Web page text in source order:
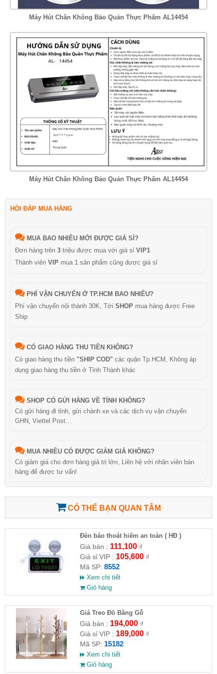
Máy Hút Chân Không Bảo Quản Thực Phẩm AL14454
Máy Hút Chân Không Bảo Quản Thực Phẩm AL14454
HỎI ĐÁP MUA HÀNG
MUA BAO NHIÊU MỚI ĐƯỢC GIÁ SỈ?
Đơn hàng trên 3 triệu được mua với giá sỉ VIP1
Thành viên VIP mua 1 sản phẩm cũng được giá sỉ
PHÍ VẬN CHUYỂN Ở TP.HCM BAO NHIÊU?
Phí vận chuyển nội thành 30K, Tới SHOP mua hàng được Free
Ship
CÓ GIAO HÀNG THU TIỀN KHÔNG?
Có giao hàng thu tiền "SHIP COD" các quận Tp.HCM, Không áp
dụng giao hàng thu tiền ở Tỉnh Thành khác
SHOP CÓ GỬI HÀNG VỀ TỈNH KHÔNG?
Có gửi hàng đi tỉnh, gửi chành xe và các dịch vụ vận chuyển
GHN, Viettel Post…
MUA NHIỀU CÓ ĐƯỢC GIẢM GIÁ KHÔNG?
Có giảm giá cho đơn hàng giá trị lớn, Liên hệ với nhân viên bán
hàng để được tư vấn!
CÓ THỂ BẠN QUAN TÂM
Đèn báo thoát hiểm an toàn ( HĐ )
Giá bán : 111,100₫
Giá sỉ VIP : 105,600₫
Mã SP: 8552
Xem chi tiết
Giỏ hàng
Giá Treo Đồ Bằng Gỗ
Giá bán : 194,000₫
Giá sỉ VIP : 189,000₫
Mã SP: 15182
Xem chi tiết
Giỏ hàng